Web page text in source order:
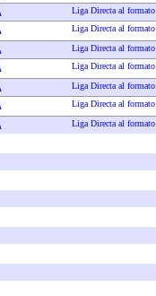
Liga Directa al formato
Liga Directa al formato
Liga Directa al formato
Liga Directa al formato
Liga Directa al formato
Liga Directa al formato
Liga Directa al formato